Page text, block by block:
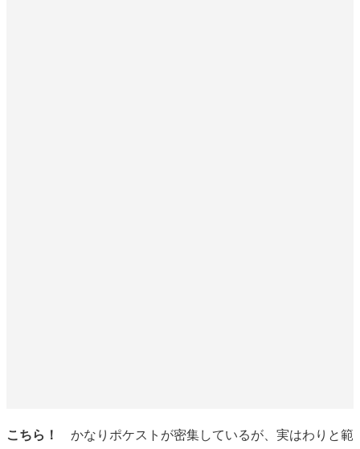
こちら！
かなりポケストが密集しているが、実はわりと範